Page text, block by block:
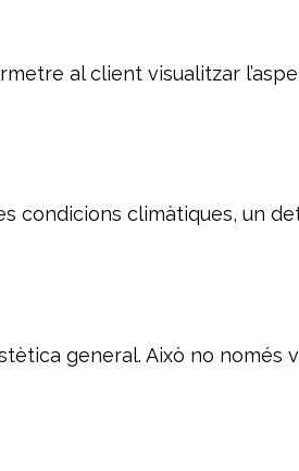
al client visualitzar
condicions climàtiques, un
general. Això no només